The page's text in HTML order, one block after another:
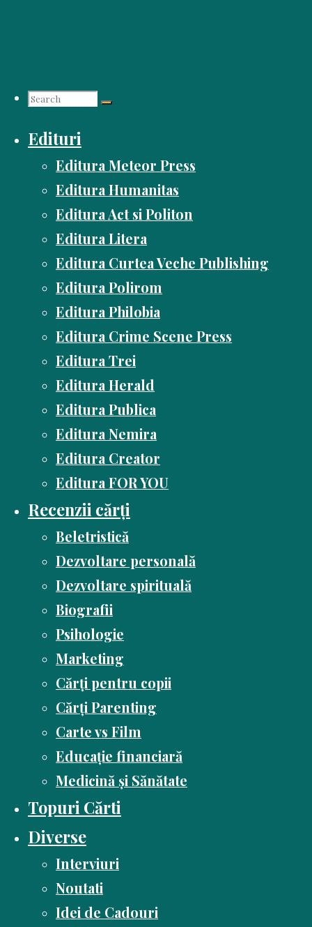
Search
for:
Edituri
Editura Meteor Press
Editura Humanitas
Editura Act si Politon
Editura Litera
Editura Curtea Veche Publishing
Editura Polirom
Editura Philobia
Editura Crime Scene Press
Editura Trei
Editura Herald
Editura Publica
Editura Nemira
Editura Creator
Editura FOR YOU
Recenzii cărți
Beletristică
Dezvoltare personală
Dezvoltare spirituală
Biografii
Psihologie
Marketing
Cărți pentru copii
Cărți Parenting
Carte vs Film
Educație financiară
Medicină și Sănătate
Topuri Cărti
Diverse
Interviuri
Noutati
Idei de Cadouri